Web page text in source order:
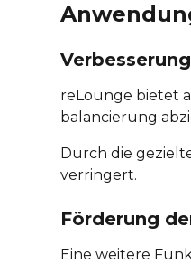
reLounge bietet
balancierung
Durch die
verringert.
Förderung
Eine weitere